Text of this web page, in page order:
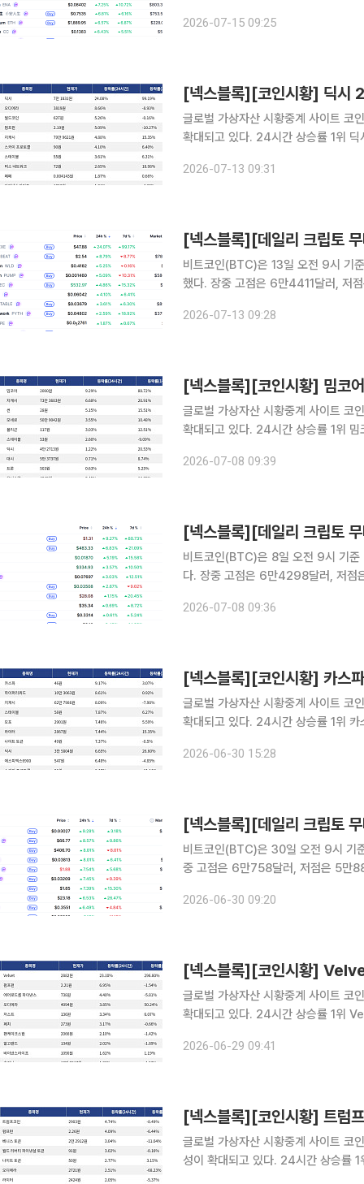
2026-07-15 09:25
[넥스블록][코인시황] 딕시
글로벌 가상자산 시황중계 사이트 코
확대되고 있다. 24시간 상승률 1위 딕시(DEXE)는 24시간 동안 24.08% 상승했으며, 7일 기준으
는 8.93% 하락했다. 3위 월드코인
2026-07-13 09:31
비트코인(BTC)은 13일 오전 9시
했다. 장중 고점은 6만4411달러, 저
2026-07-13 09:28
글로벌 가상자산 시황중계 사이트 코
확대되고 있다. 24시간 상승률 1위 밈코어(M)는 24시간 동안 9.29% 상승했으며, 7일 기준으로
20.91%를 기록했다. 3위 썬(SUN)
2026-07-08 09:39
비트코인(BTC)은 8일 오전 9시 기
다. 장중 고점은 6만4298달러, 저점
강세를 나타냈다. 밈코인 인
2026-07-08 09:36
[넥스블록][코인시황] 카
글로벌 가상자산 시황중계 사이트 코
확대되고 있다. 24시간 상승률 1위 카스파(KAS)는 24시간 동안 9.17% 상승했으며, 7일 기준으로
률은 0.92%를 기록했다. 3위 지캐
2026-06-30 15:28
비트코인(BTC)은 30일 오전 9시 기
중 고점은 6만758달러, 저점은 5만
트 카스파(Kaspa, KAS)는 24시간
2026-06-30 09:20
[넥스블록][코인시황]
글로벌 가상자산 시황중계 사이트 코
확대되고 있다. 24시간 상승률 1위 Velvet(VELVET)은 24시간 동안 23.10% 상승했으며, 7일 기
으로는 1.54% 하락했다. 3위 에어로
2026-06-29 09:41
[넥스블록][코인시황] 트럼
글로벌 가상자산 시황중계 사이트 코
성이 확대되고 있다. 24시간 상승률 1위 트럼프코인(TRUMP)은 24시간 동안 4.74% 상승했지